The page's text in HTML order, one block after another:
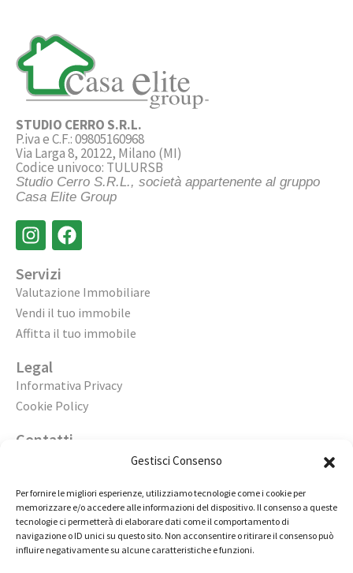
Gestisci Consenso
Per fornire le migliori esperienze, utilizziamo tecnologie come i cookie per
memorizzare e/o accedere alle informazioni del dispositivo. Il consenso a queste
tecnologie ci permetterà di elaborare dati come il comportamento di
navigazione o ID unici su questo sito. Non acconsentire o ritirare il consenso può
influire negativamente su alcune caratteristiche e funzioni.
STUDIO CERRO S.R.L.
P.iva e C.F.: 09805160968
Via Larga 8, 20122, Milano (MI)
Codice univoco: TULURSB
Studio Cerro S.R.L., società appartenente al gruppo
Casa Elite Group
Servizi
Valutazione Immobiliare
Vendi il tuo immobile
Affitta il tuo immobile
Legal
Informativa Privacy
Cookie Policy
Contatti
02 98236472
info@immobiliarecasaelite.it